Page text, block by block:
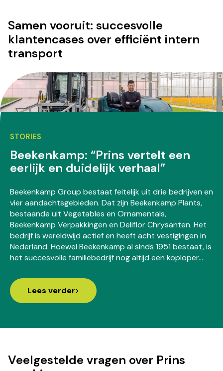
Samen vooruit: succesvolle
klantencases over efficiënt intern
transport
STORIES
Beekenkamp: “Prins vertelt een
eerlijk en duidelijk verhaal”
Beekenkamp Group bestaat feitelijk uit drie bedrijven en
vier aandachtsgebieden. Dat zijn Beekenkamp Plants,
bestaande uit Vegetables en Ornamentals,
Beekenkamp Verpakkingen en Deliflor Chrysanten. Het
bedrijf is wereldwijd actief en heeft acht vestigingen in
Nederland. Hoewel Beekenkamp al sinds 1951 bestaat, is
het succesvolle familiebedrijf nog altijd een koploper…
Lees verder
Veelgestelde vragen over Prins